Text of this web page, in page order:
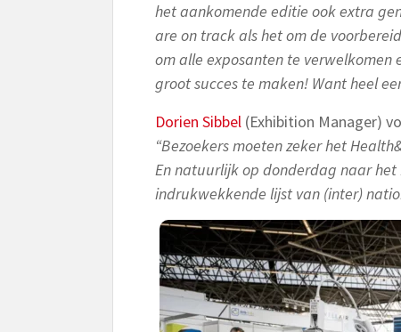
het aankomende editie ook extra
are on track als het om de
om alle exposanten te verwelkomen
groot succes te maken! Want heel
Dorien Sibbel (Exhibition Manager)
“Bezoekers moeten zeker het
En natuurlijk op donderdag naar
indrukwekkende lijst van (inter)